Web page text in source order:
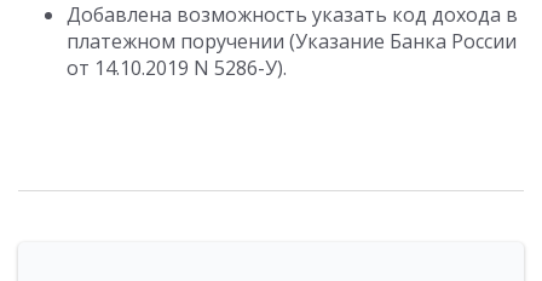
Добавлена возможность указать код дохода в
платежном поручении (Указание Банка России
от 14.10.2019 N 5286-У).